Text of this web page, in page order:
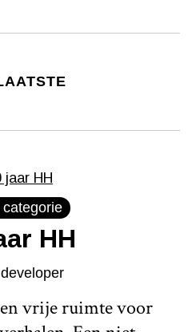
categorie
HH
developer
vrije ruimte voor